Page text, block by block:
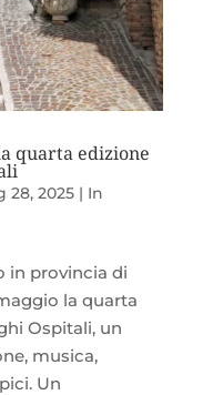
quarta edizione
28, 2025| In
in provincia di
la quarta
Ospitali, un
musica,
Un